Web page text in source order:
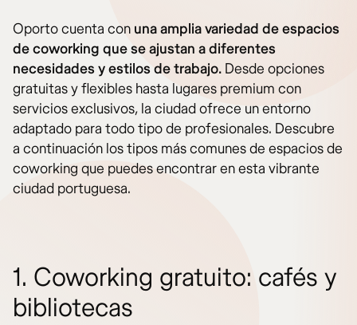
Oporto cuenta con una amplia variedad de espacios
de coworking que se ajustan a diferentes
necesidades y estilos de trabajo. Desde opciones
gratuitas y flexibles hasta lugares premium con
servicios exclusivos, la ciudad ofrece un entorno
adaptado para todo tipo de profesionales. Descubre
a continuación los tipos más comunes de espacios de
coworking que puedes encontrar en esta vibrante
ciudad portuguesa.
1. Coworking gratuito: cafés y
bibliotecas